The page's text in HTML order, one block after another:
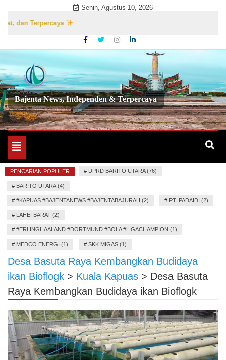
Senin, Agustus 10, 2026
Terpercaya
Bajenta News, Independen & Terpercaya
Toggle
navigation
PENCARIAN POPULER # DPRD BARITO UTARA (76)
# BARITO UTARA (4)
# #KAPUAS #BAJENTANEWS #BAJENTABAJURAH (2) # PT. PADAIDI (2)
# LAHEI BARAT (2)
# #ERLINGHAALAND #DORTMUND #BOLA #LIGACHAMPION (1)
# MEDCO ENERGI (1) # SKK MIGAS (1)
Desa Basuta Raya Kembangkan Budidaya
ikan Bioflogk > Kuala Kapuas > Desa Basuta
Raya Kembangkan Budidaya ikan Bioflogk